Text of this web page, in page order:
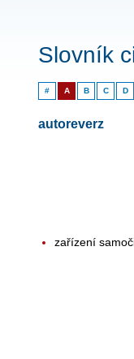
Slovník
# A B C D
autoreverz
zařízení